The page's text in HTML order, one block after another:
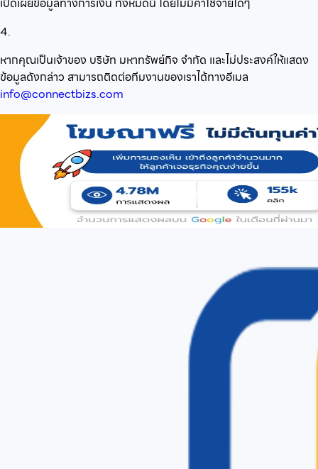
4.
หากคุณเป็นเจ้าของ บริษัท มหาทรัพย์กิจ จำกัด และไม่ประสงค์ให้แสดง
ข้อมูลดังกล่าว สามารถติดต่อทีมงานของเราได้ทางอีเมล
info@connectbizs.com